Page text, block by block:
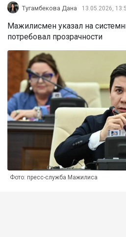
Тугамбекова Дана 13.05.2026,
Мажилисмен указал на
потребовал прозрачности
Фото: пресс-служба Мажилиса